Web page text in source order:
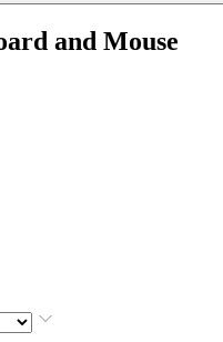
and Mouse